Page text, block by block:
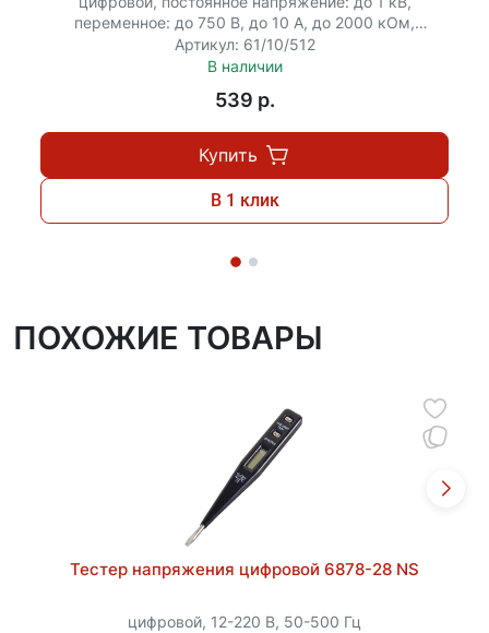
переменное: до 750 В, до 10 А, до 2000 кОм,
генератор...
Артикул: 61/10/512
В наличии
539 p.
Купить
В 1 клик
ПОХОЖИЕ ТОВАРЫ
Тестер напряжения цифровой 6878-28 NS
цифровой, 12-220 В, 50-500 Гц